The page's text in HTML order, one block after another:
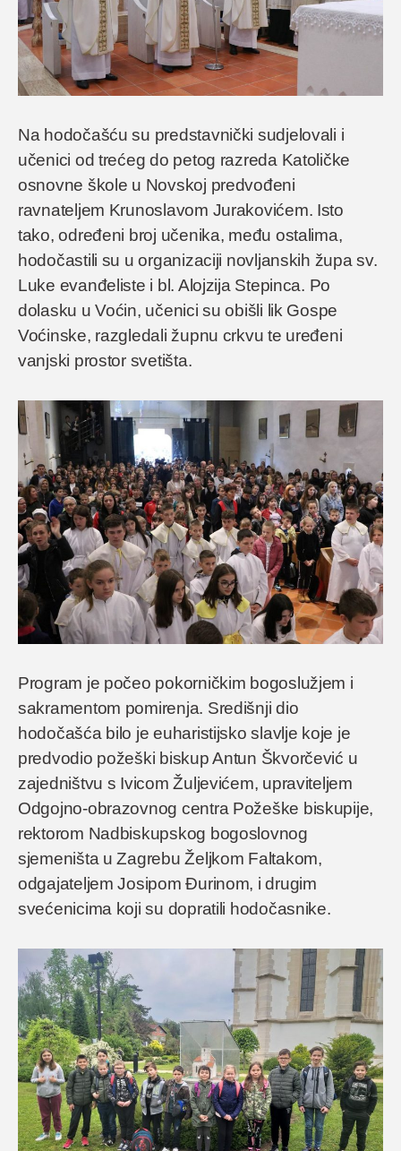
Na hodočašću su predstavnički sudjelovali i
učenici od trećeg do petog razreda Katoličke
osnovne škole u Novskoj predvođeni
ravnateljem Krunoslavom Jurakovićem. Isto
tako, određeni broj učenika, među ostalima,
hodočastili su u organizaciji novljanskih župa sv.
Luke evanđeliste i bl. Alojzija Stepinca. Po
dolasku u Voćin, učenici su obišli lik Gospe
Voćinske, razgledali župnu crkvu te uređeni
vanjski prostor svetišta.
Program je počeo pokorničkim bogoslužjem i
sakramentom pomirenja. Središnji dio
hodočašća bilo je euharistijsko slavlje koje je
predvodio požeški biskup Antun Škvorčević u
zajedništvu s Ivicom Žuljevićem, upraviteljem
Odgojno-obrazovnog centra Požeške biskupije,
rektorom Nadbiskupskog bogoslovnog
sjemeništa u Zagrebu Željkom Faltakom,
odgajateljem Josipom Đurinom, i drugim
svećenicima koji su dopratili hodočasnike.